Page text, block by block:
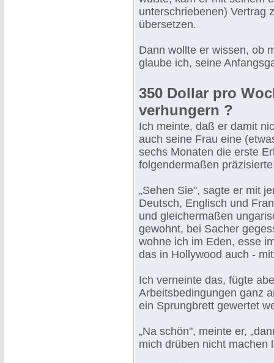
unterschriebenen) Vertrag
übersetzen.
Dann wollte er wissen, ob
glaube ich, seine
350 Dollar pro
verhungern ?
Ich meinte, daß er damit
auch seine Frau eine
sechs Monaten die erste
folgendermaßen
„Sehen Sie", sagte er mit
Deutsch, Englisch und
und gleichermaßen
gewohnt, bei Sacher
wohne ich im Eden, esse
das in Hollywood auch -
Ich verneinte das, fügte
Arbeitsbedingungen ganz
ein Sprungbrett gewertet
„Na schön", meinte er,
mich drüben nicht machen